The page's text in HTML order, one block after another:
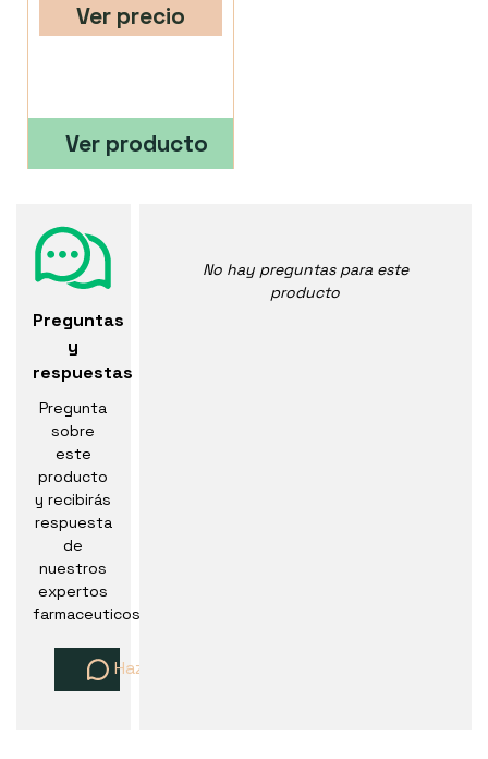
Ver precio
Ver producto
Preguntas
y
respuestas
Pregunta
sobre
este
producto
y recibirás
respuesta
de
nuestros
expertos
farmaceuticos
Haz una pregunta
No hay preguntas para este
producto